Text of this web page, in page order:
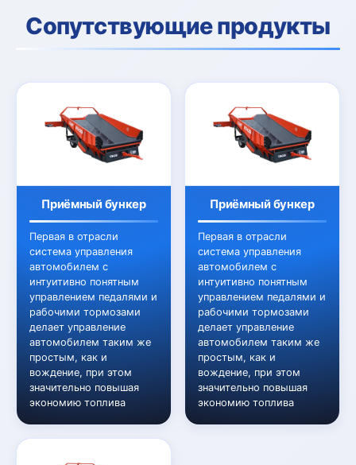
Сопутствующие продукты
Приёмный бункер
Первая в отрасли
система управления
автомобилем с
интуитивно понятным
управлением педалями и
рабочими тормозами
делает управление
автомобилем таким же
простым, как и
вождение, при этом
значительно повышая
экономию топлива
Приёмный бункер
Первая в отрасли
система управления
автомобилем с
интуитивно понятным
управлением педалями и
рабочими тормозами
делает управление
автомобилем таким же
простым, как и
вождение, при этом
значительно повышая
экономию топлива